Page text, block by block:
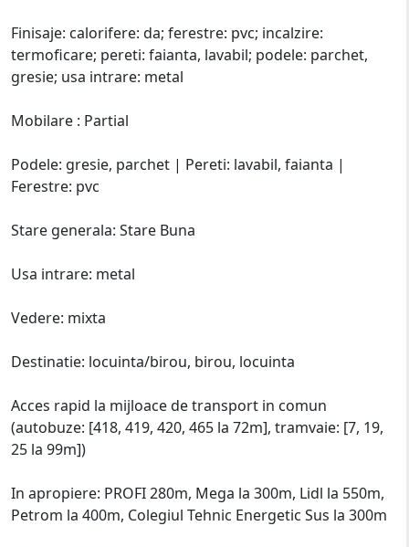
Finisaje: calorifere: da; ferestre: pvc; incalzire:
termoficare; pereti: faianta, lavabil; podele: parchet,
gresie; usa intrare: metal
Mobilare : Partial
Podele: gresie, parchet | Pereti: lavabil, faianta |
Ferestre: pvc
Stare generala: Stare Buna
Usa intrare: metal
Vedere: mixta
Destinatie: locuinta/birou, birou, locuinta
Acces rapid la mijloace de transport in comun
(autobuze: [418, 419, 420, 465 la 72m], tramvaie: [7, 19,
25 la 99m])
In apropiere: PROFI 280m, Mega la 300m, Lidl la 550m,
Petrom la 400m, Colegiul Tehnic Energetic Sus la 300m